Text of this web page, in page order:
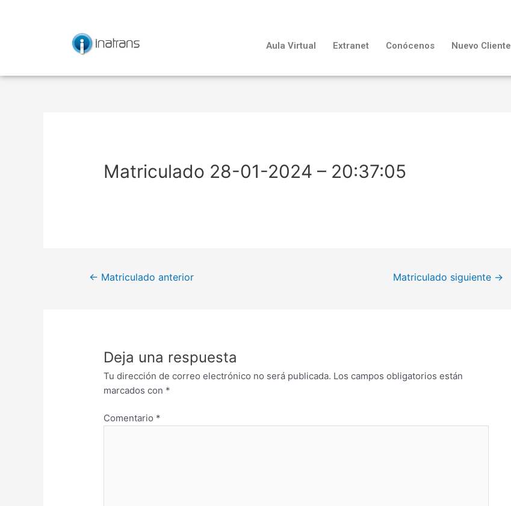
Aula Virtual Extranet Conócenos Nuevo Cliente
Matriculado 28-01-2024 – 20:37:05
entradas
← Matriculado anterior Matriculado siguiente →
Deja una respuesta
Tu dirección de correo electrónico no será publicada. Los campos obligatorios están
marcados con *
Comentario *